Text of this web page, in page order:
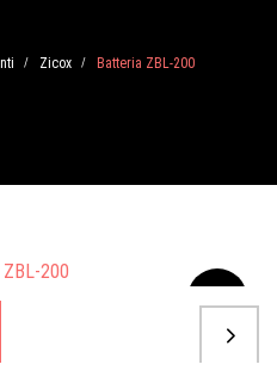
/ Zicox / Batteria ZBL-200